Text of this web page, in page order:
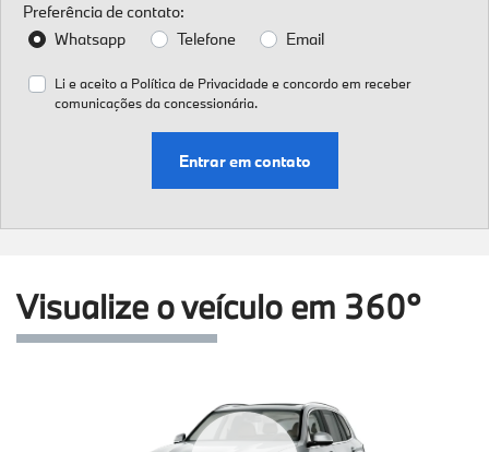
Preferência de contato:
Whatsapp
Telefone Email
Li e aceito a Política de Privacidadee concordo em receber
comunicações da concessionária.
Entrar em contato
Visualize o veículo em 360°